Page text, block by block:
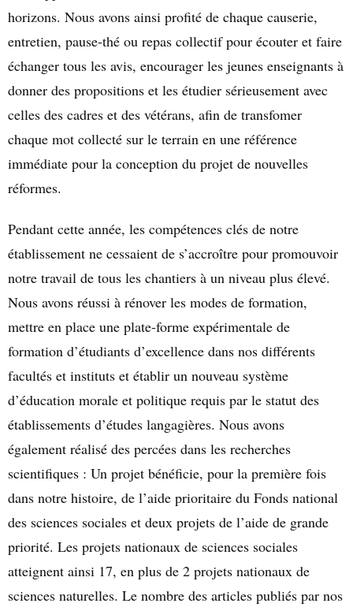
horizons. Nous avons ainsi profité de chaque causerie,
entretien, pause-thé ou repas collectif pour écouter et faire
échanger tous les avis, encourager les jeunes enseignants à
donner des propositions et les étudier sérieusement avec
celles des cadres et des vétérans, afin de transfomer
chaque mot collecté sur le terrain en une référence
immédiate pour la conception du projet de nouvelles
réformes.
Pendant cette année, les compétences clés de notre
établissement ne cessaient de s’accroître pour promouvoir
notre travail de tous les chantiers à un niveau plus élevé.
Nous avons réussi à rénover les modes de formation,
mettre en place une plate-forme expérimentale de
formation d’étudiants d’excellence dans nos différents
facultés et instituts et établir un nouveau système
d’éducation morale et politique requis par le statut des
établissements d’études langagières. Nous avons
également réalisé des percées dans les recherches
scientifiques : Un projet bénéficie, pour la première fois
dans notre histoire, de l’aide prioritaire du Fonds national
des sciences sociales et deux projets de l’aide de grande
priorité. Les projets nationaux de sciences sociales
atteignent ainsi 17, en plus de 2 projets nationaux de
sciences naturelles. Le nombre des articles publiés par nos